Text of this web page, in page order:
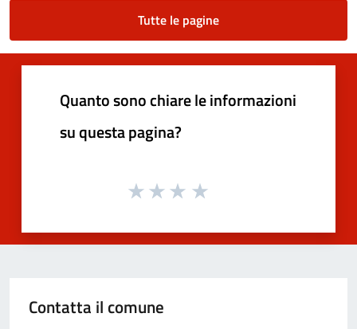
Tutte le pagine
Quanto sono chiare le informazioni
su questa pagina?
Contatta il comune